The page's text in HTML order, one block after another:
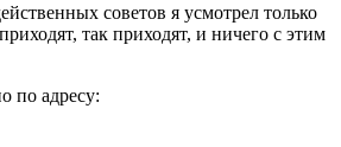
советов я усмотрел только
так приходят, и ничего с этим
по адресу: